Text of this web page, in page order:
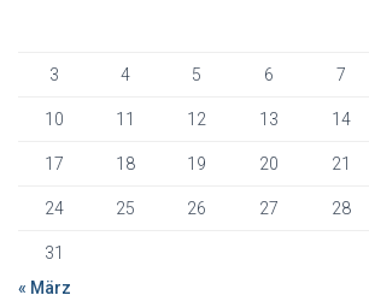
3 4 5 6 7
10 11 12 13 14
17 18 19 20 21
24 25 26 27 28
31
« März